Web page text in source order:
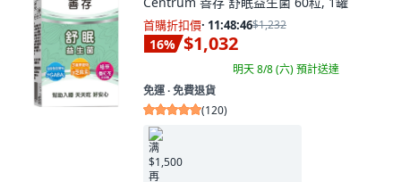
首購折扣價· 11:48:45$1,232
16% $1,032
明天 8/8 (六)預計送達
免運 ∙ 免費退貨
(120)